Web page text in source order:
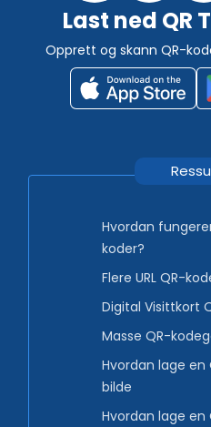
Last ned QR
Opprett og skann QR-
Hvordan
koder?
Flere URL QR-
Digital Visittkort
Masse QR-
Hvordan lage
bilde
Hvordan lage